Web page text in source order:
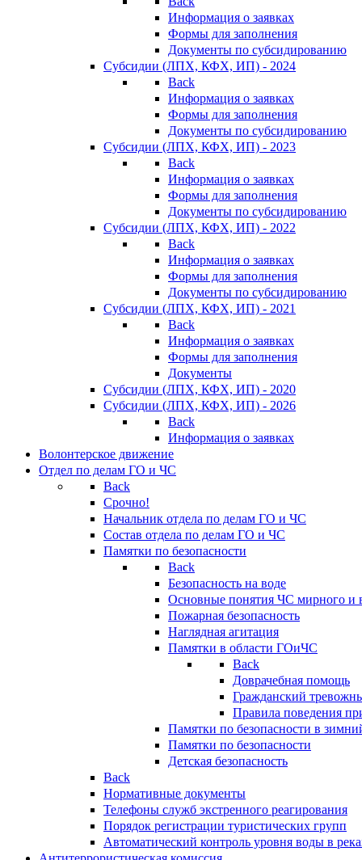
Информация о заявках
Формы для заполнения
Документы по субсидированию
Субсидии (ЛПХ, КФХ, ИП) - 2024
Back
Информация о заявках
Формы для заполнения
Документы по субсидированию
Субсидии (ЛПХ, КФХ, ИП) - 2023
Back
Информация о заявках
Формы для заполнения
Документы по субсидированию
Субсидии (ЛПХ, КФХ, ИП) - 2022
Back
Информация о заявках
Формы для заполнения
Документы по субсидированию
Субсидии (ЛПХ, КФХ, ИП) - 2021
Back
Информация о заявках
Формы для заполнения
Документы
Субсидии (ЛПХ, КФХ, ИП) - 2020
Субсидии (ЛПХ, КФХ, ИП) - 2026
Back
Информация о заявках
Волонтерское движение
Отдел по делам ГО и ЧС
Back
Срочно!
Начальник отдела по делам ГО и ЧС
Состав отдела по делам ГО и ЧС
Памятки по безопасности
Back
Безопасность на воде
Основные понятия ЧС мирного и
Пожарная безопасность
Наглядная агитация
Памятки в области ГОиЧС
Back
Доврачебная помощь
Гражданский
Правила поведения
Памятки по безопасности в
Памятки по безопасности
Детская безопасность
Back
Нормативные документы
Телефоны служб экстренного реагирования
Порядок регистрации туристических групп
Автоматический контроль уровня воды в